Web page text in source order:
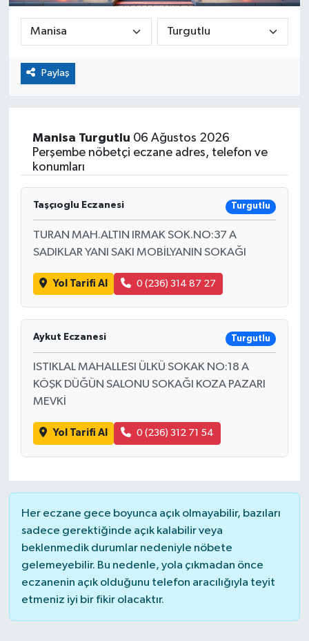
Paylaş
Manisa Turgutlu 06 Ağustos 2026
Perşembe nöbetçi eczane adres, telefon ve
konumları
Taşçıoglu Eczanesi Turgutlu
TURAN MAH.ALTIN IRMAK SOK.NO:37 A
SADIKLAR YANI SAKI MOBİLYANIN SOKAĞI
Yol Tarifi Al 0 (236) 314 87 27
Aykut Eczanesi Turgutlu
ISTIKLAL MAHALLESI ÜLKÜ SOKAK NO:18 A
KÖŞK DÜĞÜN SALONU SOKAĞI KOZA PAZARI
MEVKİ
Yol Tarifi Al 0 (236) 312 71 54
Her eczane gece boyunca açık olmayabilir, bazıları
sadece gerektiğinde açık kalabilir veya
beklenmedik durumlar nedeniyle nöbete
gelemeyebilir. Bu nedenle, yola çıkmadan önce
eczanenin açık olduğunu telefon aracılığıyla teyit
etmeniz iyi bir fikir olacaktır.